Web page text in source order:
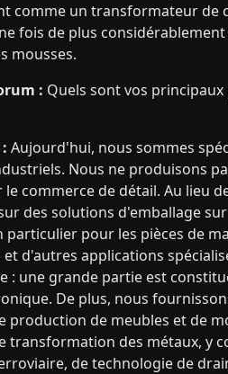
comme un transformateur de
fois de plus
mousses.
: Quels sont vos
Aujourd'hui, nous sommes
Nous ne produisons
commerce de détail. Au lieu
des solutions d'emballage
particulier pour les pièces de
d'autres applications
: une grande partie est
De plus, nous
production de meubles et de
transformation des métaux, y
de technologie de